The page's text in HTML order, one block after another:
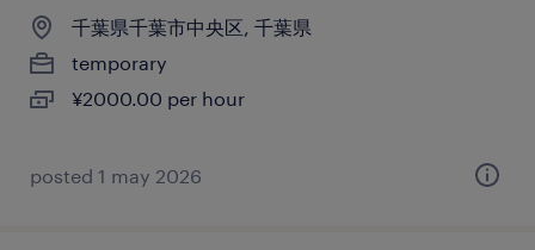
千葉県千葉市中央区, 千葉県
temporary
¥2000.00 per hour
posted 1 may 2026